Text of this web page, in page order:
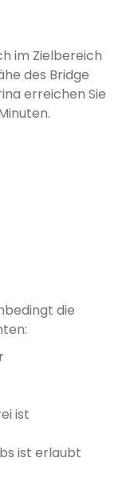
im Zielbereich
des Bridge
erreichen Sie
die
ist
ist erlaubt